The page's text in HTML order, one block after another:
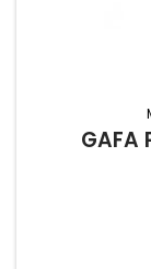
GAFA